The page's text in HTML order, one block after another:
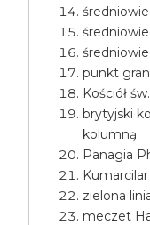
punkt
Kościół
brytyjski
kolumną
Panagia
zielona
meczet